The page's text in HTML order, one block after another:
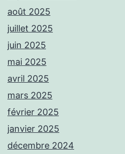
août 2025
juillet 2025
juin 2025
mai 2025
avril 2025
mars 2025
février 2025
janvier 2025
décembre 2024